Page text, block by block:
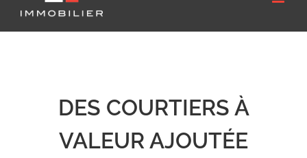
DES COURTIERS À
VALEUR AJOUTÉE